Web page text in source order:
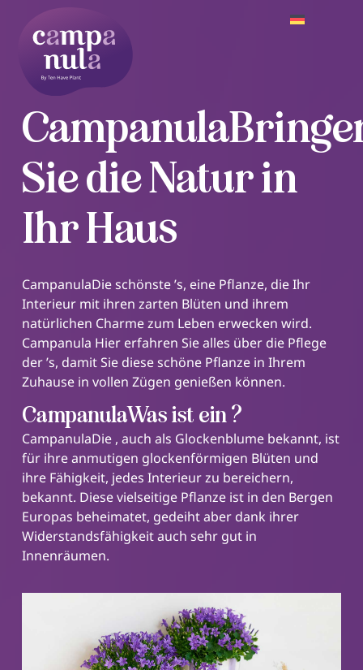
Sie die Natur in
Ihr Haus
CampanulaDie schönste ’s, eine Pflanze, die Ihr
Interieur mit ihren zarten Blüten und ihrem
natürlichen Charme zum Leben erwecken wird.
Campanula Hier erfahren Sie alles über die Pflege
der ’s, damit Sie diese schöne Pflanze in Ihrem
Zuhause in vollen Zügen genießen können.
CampanulaWas ist ein ?
CampanulaDie , auch als Glockenblume bekannt, ist
für ihre anmutigen glockenförmigen Blüten und
ihre Fähigkeit, jedes Interieur zu bereichern,
bekannt. Diese vielseitige Pflanze ist in den Bergen
Europas beheimatet, gedeiht aber dank ihrer
Widerstandsfähigkeit auch sehr gut in
Innenräumen.